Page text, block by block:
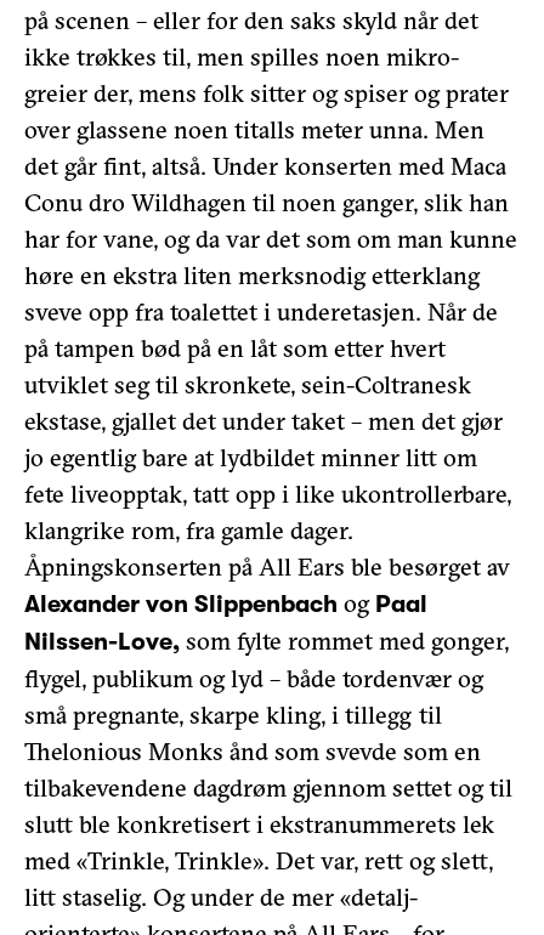
på scenen – eller for den saks skyld når det
ikke trøkkes til, men spilles noen mikro-
greier der, mens folk sitter og spiser og prater
over glassene noen titalls meter unna. Men
det går fint, altså. Under konserten med Maca
Conu dro Wildhagen til noen ganger, slik han
har for vane, og da var det som om man kunne
høre en ekstra liten merksnodig etterklang
sveve opp fra toalettet i underetasjen. Når de
på tampen bød på en låt som etter hvert
utviklet seg til skronkete, sein-Coltranesk
ekstase, gjallet det under taket – men det gjør
jo egentlig bare at lydbildet minner litt om
fete liveopptak, tatt opp i like ukontrollerbare,
klangrike rom, fra gamle dager.
Åpningskonserten på All Ears ble besørget av
Alexander von Slippenbach og Paal
Nilssen-Love, som fylte rommet med gonger,
flygel, publikum og lyd – både tordenvær og
små pregnante, skarpe kling, i tillegg til
Thelonious Monks ånd som svevde som en
tilbakevendene dagdrøm gjennom settet og til
slutt ble konkretisert i ekstranummerets lek
med «Trinkle, Trinkle». Det var, rett og slett,
litt staselig. Og under de mer «detalj-